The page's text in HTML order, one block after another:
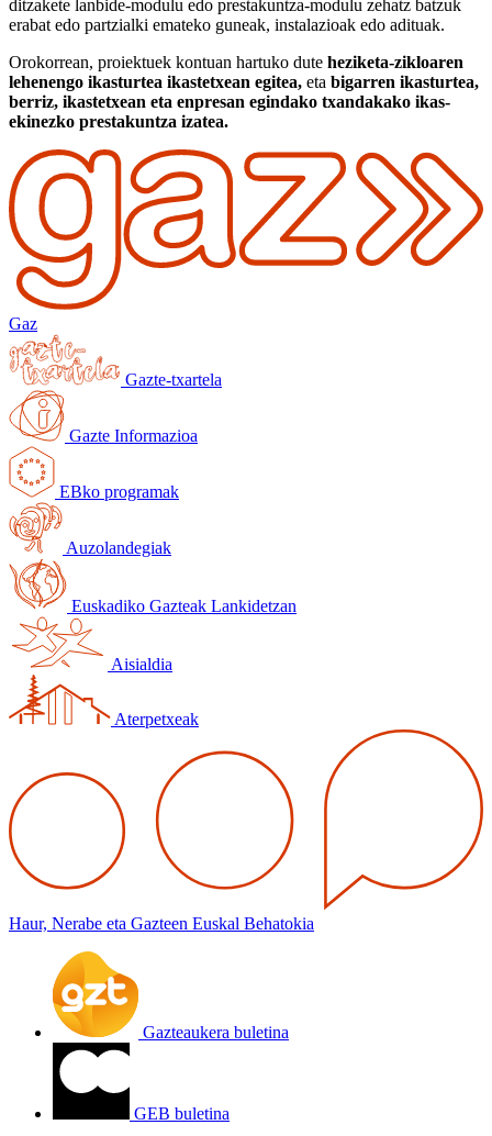
ditzakete lanbide-modulu edo prestakuntza-modulu zehatz batzuk
erabat edo partzialki emateko guneak, instalazioak edo adituak.
Orokorrean, proiektuek kontuan hartuko dute heziketa-zikloaren
lehenengo ikasturtea ikastetxean egitea, eta bigarren ikasturtea,
berriz, ikastetxean eta enpresan egindako txandakako ikas-
ekinezko prestakuntza izatea.
Gaz
Gazte-txartela
Gazte Informazioa
EBko programak
Auzolandegiak
Euskadiko Gazteak Lankidetzan
Aisialdia
Aterpetxeak
Haur, Nerabe eta Gazteen Euskal Behatokia
Gazteaukera buletina
GEB buletina